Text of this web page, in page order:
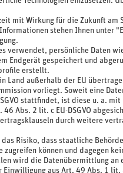
Hotel, kostenpflichtig)